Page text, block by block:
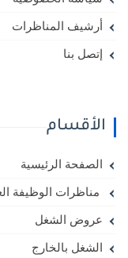
أرشيف المناظرات
إتصل بنا
الأقسام
الصفحة الرئيسية
مناظرات الوظيفة
عروض الشغل
الشغل بالخارج